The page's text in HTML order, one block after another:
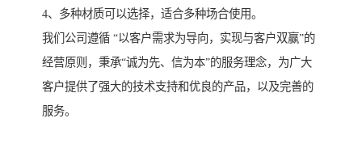
4、多种材质可以选择，适合多种场合使用。
我们公司遵循 “以客户需求为导向，实现与客户双赢”的
经营原则，秉承“诚为先、信为本”的服务理念，为广大
客户提供了强大的技术支持和优良的产品，以及完善的
服务。